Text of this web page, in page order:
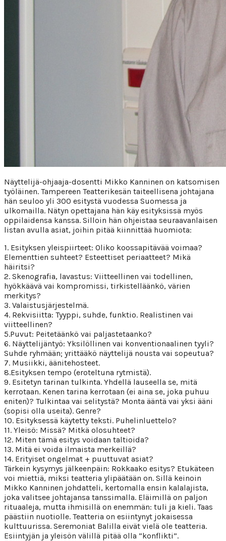
Näyttelijä-ohjaaja-dosentti Mikko Kanninen on katsomisen
työläinen. Tampereen Teatterikesän taiteellisena johtajana
hän seuloo yli 300 esitystä vuodessa Suomessa ja
ulkomailla. Nätyn opettajana hän käy esityksissä myös
oppilaidensa kanssa. Silloin hän ohjeistaa seuraavanlaisen
listan avulla asiat, joihin pitää kiinnittää huomiota:
1. Esityksen yleispiirteet: Oliko koossapitävää voimaa?
Elementtien suhteet? Esteettiset periaatteet? Mikä
häiritsi?
2. Skenografia, lavastus: Viitteellinen vai todellinen,
hyökkäävä vai kompromissi, tirkistelläänkö, värien
merkitys?
3. Valaistusjärjestelmä.
4. Rekvisiitta: Tyyppi, suhde, funktio. Realistinen vai
viitteellinen?
5.Puvut: Peitetäänkö vai paljastetaanko?
6. Näyttelijäntyö: Yksilöllinen vai konventionaalinen tyyli?
Suhde ryhmään; yrittääkö näyttelijä nousta vai sopeutua?
7. Musiikki, äänitehosteet.
8.Esityksen tempo (eroteltuna rytmistä).
9. Esitetyn tarinan tulkinta. Yhdellä lauseella se, mitä
kerrotaan. Kenen tarina kerrotaan (ei aina se, joka puhuu
eniten)? Tulkintaa vai selitystä? Monta ääntä vai yksi ääni
(sopisi olla useita). Genre?
10. Esityksessä käytetty teksti. Puhelinluettelo?
11. Yleisö: Missä? Mitkä olosuhteet?
12. Miten tämä esitys voidaan taltioida?
13. Mitä ei voida ilmaista merkeillä?
14. Erityiset ongelmat + puuttuvat asiat?
Tärkein kysymys jälkeenpäin: Rokkaako esitys? Etukäteen
voi miettiä, miksi teatteria ylipäätään on. Sillä keinoin
Mikko Kanninen johdatteli, kertomalla ensin kalalajista,
joka valitsee johtajansa tanssimalla. Eläimillä on paljon
rituaaleja, mutta ihmisillä on enemmän: tuli ja kieli. Taas
päästiin nuotiolle. Teatteria on esiintynyt jokaisessa
kulttuurissa. Seremoniat Balilla eivät vielä ole teatteria.
Esiintyjän ja yleisön välillä pitää olla ”konflikti”.